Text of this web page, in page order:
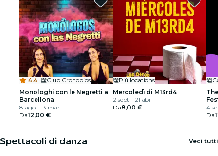
4.4 ·
Club Cronopios
Monologhi con le Negretti a
Barcellona
8 ago - 13 mar
Da12,00 €
Più locations
Mercoledì di M13rd4
2 sept - 21 abr
Da8,00 €
4
Da
Spettacoli di danza Vedi tutti